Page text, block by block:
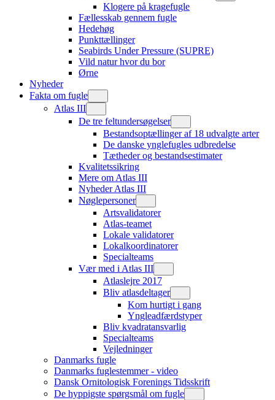
Klogere på kragefugle
Fællesskab gennem fugle
Hedehøg
Punkttællinger
Seabirds Under Pressure (SUPRE)
Vild natur hvor du bor
Ørne
Nyheder
Fakta om fugle
Atlas III
De tre feltundersøgelser
Bestandsoptællinger af 18 udvalgte arter
De danske ynglefugles udbredelse
Tætheder og bestandsestimater
Kvalitetssikring
Mere om Atlas III
Nyheder Atlas III
Nøglepersoner
Artsvalidatorer
Atlas-teamet
Lokale validatorer
Lokalkoordinatorer
Specialteams
Vær med i Atlas III
Atlaslejre 2017
Bliv atlasdeltager
Kom hurtigt i gang
Yngleadfærdstyper
Bliv kvadratansvarlig
Specialteams
Vejledninger
Danmarks fugle
Danmarks fuglestemmer - video
Dansk Ornitologisk Forenings Tidsskrift
De hyppigste spørgsmål om fugle